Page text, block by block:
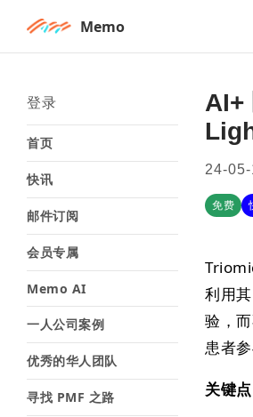
Memo
登录
首页
快讯
邮件订阅
会员专属
Memo AI
一人公司案例
优秀的华人团队
寻找 PMF 之路
AI+
24-05-
免费
利用
验，
患者
关键点